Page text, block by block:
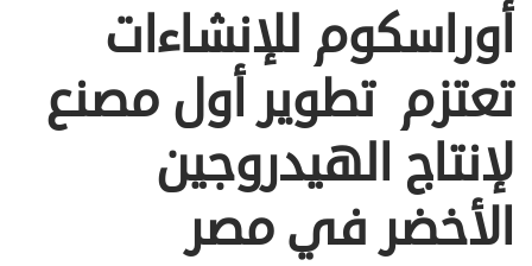
أوراسكوم للإنشاءات
تعتزم تطوير أول مصنع
لإنتاج الهيدروجين
الأخضر في مصر